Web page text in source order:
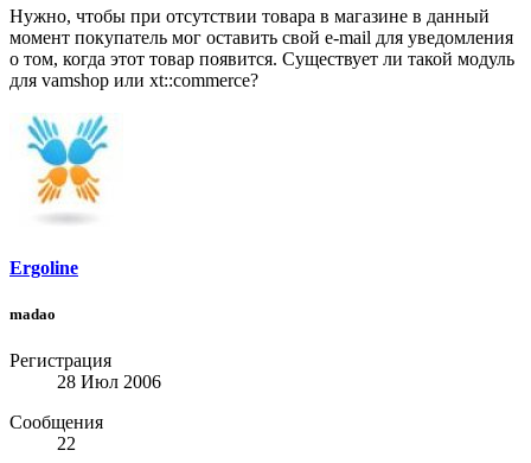
Нужно, чтобы при отсутствии товара в магазине в данный
момент покупатель мог оставить свой e-mail для уведомления
о том, когда этот товар появится. Существует ли такой модуль
для vamshop или xt::commerce?
Ergoline
madao
Регистрация
28 Июл 2006
Сообщения
22